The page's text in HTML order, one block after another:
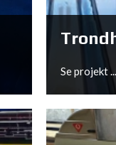
Se projekt ...